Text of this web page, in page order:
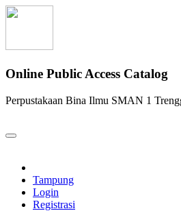
Online Public Access Catalog
Perpustakaan Bina Ilmu SMAN 1
Tampung
Login
Registrasi